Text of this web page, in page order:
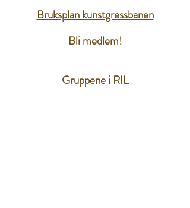
Bruksplan kunstgressbanen
Bli medlem!
Gruppene i RIL